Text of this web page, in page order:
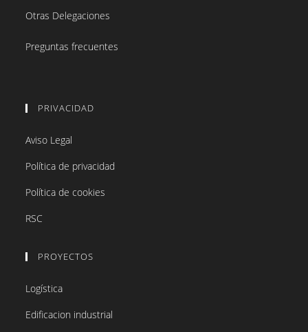
Otras Delegaciones
Preguntas frecuentes
PRIVACIDAD
Aviso Legal
Política de privacidad
Política de cookies
RSC
PROYECTOS
Logística
Edificacion industrial